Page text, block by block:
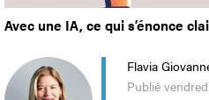
Avec une IA, ce qui s’énonce
Flavia
Publié